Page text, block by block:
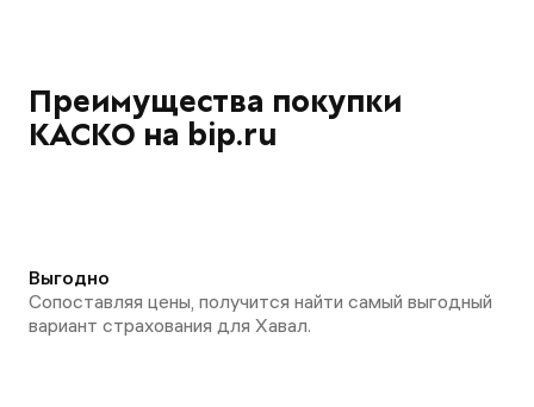
Преимущества покупки
КАСКО на bip.ru
Выгодно
Сопоставляя цены, получится найти самый выгодный
вариант страхования для Хавал.